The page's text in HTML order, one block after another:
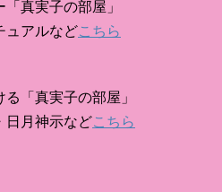
真実子の部屋」
ュアルなどこちら
「真実子の部屋」
日月神示などこちら